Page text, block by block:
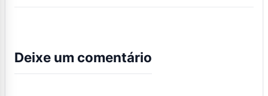
Deixe um comentário